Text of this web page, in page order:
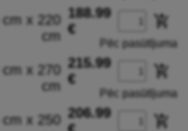
x 220
cm
188.99
€
add_shopping_cart
Pēc pasūtījuma
x 270
cm
215.99
€
add_shopping_cart
Pēc pasūtījuma
x 250 206.99
add_shopping_cart